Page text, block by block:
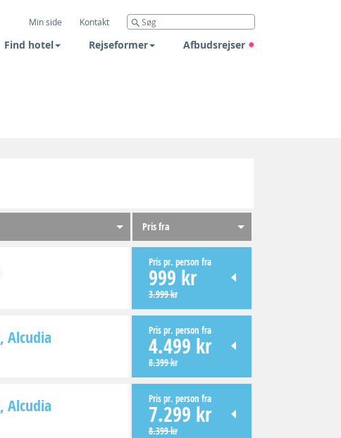
Min side Kontakt
Find hotel Rejseformer Afbudsrejser
Pris fra
Pris pr. person fra
999 kr
3.999 kr
Alcudia Pris pr. person fra
4.499 kr
8.399 kr
Alcudia Pris pr. person fra
7.299 kr
8.399 kr